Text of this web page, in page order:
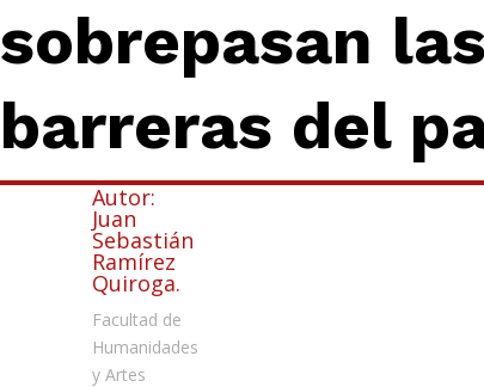
sobrepasan las
barreras del
Autor:
Juan
Sebastián
Ramírez
Quiroga.
Facultad de
Humanidades
y Artes